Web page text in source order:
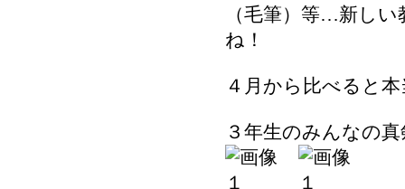
（毛筆）等…新し
ね！
４月から比べると
３年生のみんなの